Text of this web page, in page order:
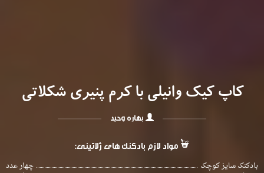
کاپ کیک وانیلی با کرم پنیری شکلاتی
بهاره وحید
مواد لازم بادکنک های ژلاتینی:
بادکنک سایز کوچک چهار عدد